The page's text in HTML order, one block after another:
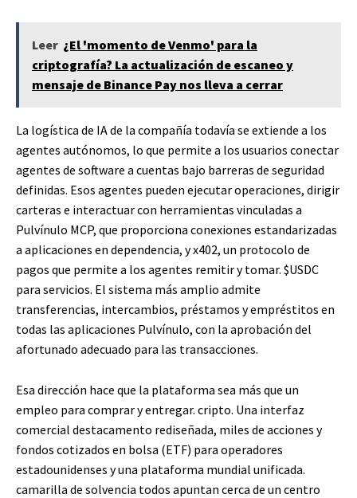
Leer ¿El 'momento de Venmo' para la
criptografía? La actualización de escaneo y
mensaje de Binance Pay nos lleva a cerrar
La logística de IA de la compañía todavía se extiende a los
agentes autónomos, lo que permite a los usuarios conectar
agentes de software a cuentas bajo barreras de seguridad
definidas. Esos agentes pueden ejecutar operaciones, dirigir
carteras e interactuar con herramientas vinculadas a
Pulvínulo MCP, que proporciona conexiones estandarizadas
a aplicaciones en dependencia, y x402, un protocolo de
pagos que permite a los agentes remitir y tomar. $USDC
para servicios. El sistema más amplio admite
transferencias, intercambios, préstamos y empréstitos en
todas las aplicaciones Pulvínulo, con la aprobación del
afortunado adecuado para las transacciones.
Esa dirección hace que la plataforma sea más que un
empleo para comprar y entregar. cripto. Una interfaz
comercial destacamento rediseñada, miles de acciones y
fondos cotizados en bolsa (ETF) para operadores
estadounidenses y una plataforma mundial unificada.
camarilla de solvencia todos apuntan cerca de un centro